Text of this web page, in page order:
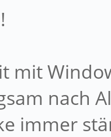
mit
nach
immer